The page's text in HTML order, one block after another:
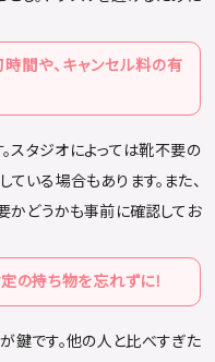
間や、キャンセル料の有
スタジオによっては靴不要の
いる場合もあります。また、
かどうかも事前に確認してお
の持ち物を忘れずに！
が鍵です。他の人と比べすぎた